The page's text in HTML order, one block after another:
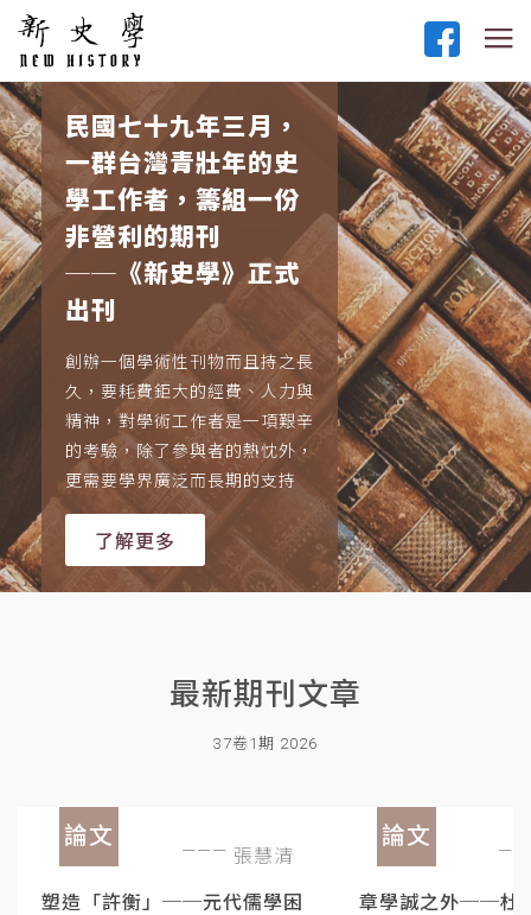
民國七十九年三月，
一群台灣青壯年的史
學工作者，籌組一份
非營利的期刊
──《新史學》正式
出刊
創辦一個學術性刊物而且持之長
久，要耗費鉅大的經費、人力與
精神，對學術工作者是一項艱辛
的考驗，除了參與者的熱忱外，
更需要學界廣泛而長期的支持
了解更多
最新期刊文章
37卷1期 2026
論文
張慧清
塑造「許衡」──元代儒學困
論文
章學誠之外──杜